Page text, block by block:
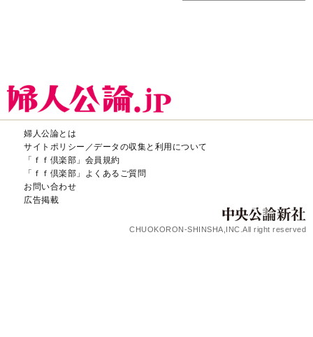
婦人公論とは
サイトポリシー／データの収集と利用について
「ｆｆ倶楽部」会員規約
「ｆｆ倶楽部」よくあるご質問
お問い合わせ
広告掲載
CHUOKORON-SHINSHA,INC.All right reserved